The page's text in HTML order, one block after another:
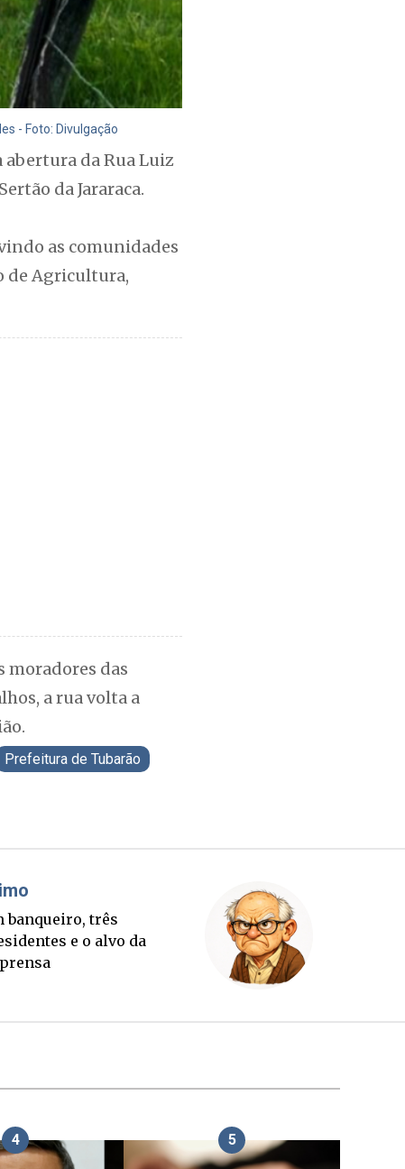
- Foto: Divulgação
da Rua Luiz
da Jararaca.
as comunidades
de Agricultura,
moradores das
a rua volta a
Prefeitura de Tubarão
Prisco Paraíso
lançada e tabuleiro
completo para
4 5